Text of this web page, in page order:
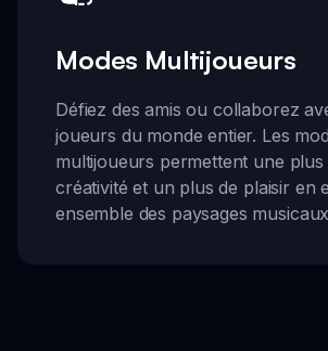
Modes Multijoueurs
Défiez des amis ou collaborez
joueurs du monde entier. Les
multijoueurs permettent une plus
créativité et un plus de plaisir en
ensemble des paysages